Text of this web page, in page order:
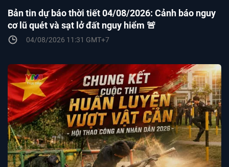
Bản tin dự báo thời tiết 04/08/2026: Cảnh báo nguy
cơ lũ quét và sạt lở đất nguy hiểm 🚨
04/08/2026 11:31 GMT+7